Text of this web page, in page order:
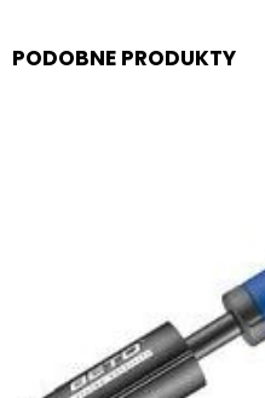
PODOBNE PRODUKTY